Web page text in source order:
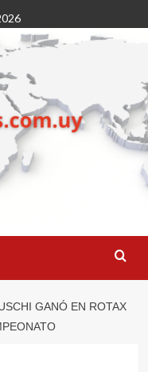
GANÓ EN ROTAX